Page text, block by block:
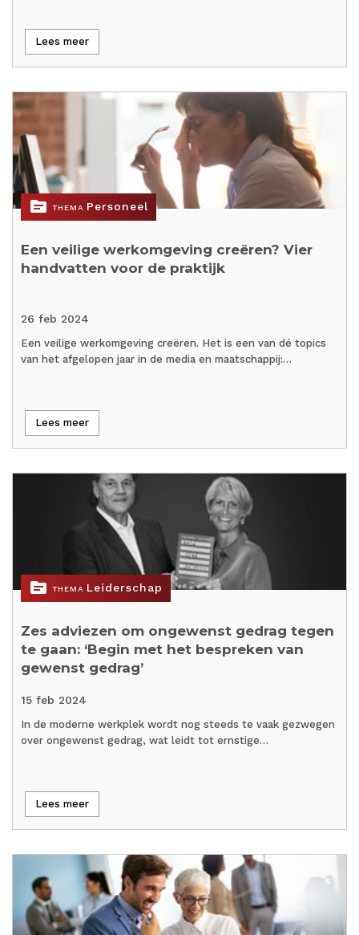
Lees meer
topic THEMA Personeel
Een veilige werkomgeving creëren? Vier
handvatten voor de praktijk
26 feb 2024
Een veilige werkomgeving creëren. Het is een van dé topics
van het afgelopen jaar in de media en maatschappij:…
Lees meer
topic THEMA Leiderschap
Zes adviezen om ongewenst gedrag tegen
te gaan: ‘Begin met het bespreken van
gewenst gedrag’
15 feb 2024
In de moderne werkplek wordt nog steeds te vaak gezwegen
over ongewenst gedrag, wat leidt tot ernstige…
Lees meer